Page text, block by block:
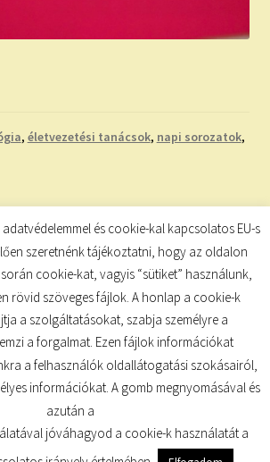
, életvezetési tanácsok, napi sorozatok,
post:
és cookie-kal kapcsolatos EU-s
szeretnénk tájékoztatni, hogy az oldalon
cookie-kat, vagyis “sütiket” használunk,
rövid szöveges fájlok. A honlap a cookie-k
a szolgáltatásokat, szabja személyre a
a forgalmat. Ezen fájlok információkat
a felhasználók oldallátogatási szokásairól,
információkat. A gomb megnyomásával és
azután a
jóváhagyod a cookie-k használatát a